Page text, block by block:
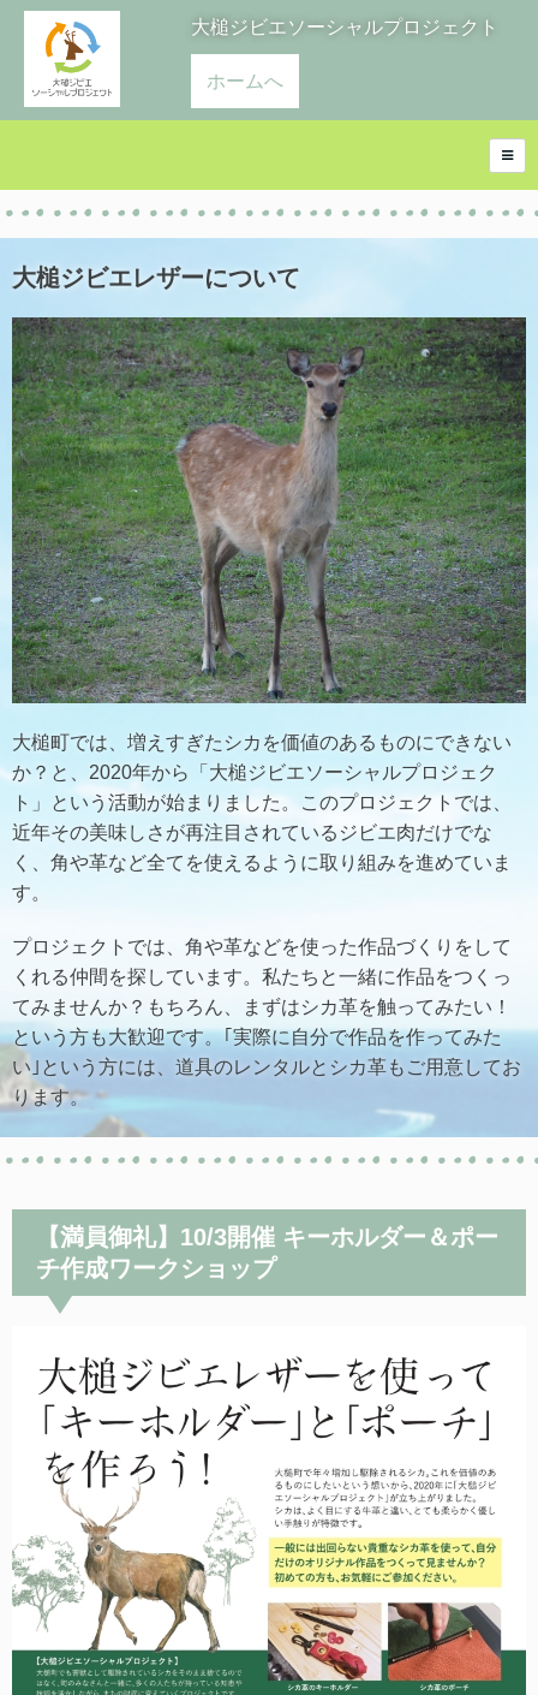
大槌ジビエソーシャルプロジェクト
ホームへ
大槌ジビエレザーについて
大槌町では、増えすぎたシカを価値のあるものにできない
か？と、2020年から「大槌ジビエソーシャルプロジェク
ト」という活動が始まりました。このプロジェクトでは、
近年その美味しさが再注目されているジビエ肉だけでな
く、角や革など全てを使えるように取り組みを進めていま
す。
プロジェクトでは、角や革などを使った作品づくりをして
くれる仲間を探しています。私たちと一緒に作品をつくっ
てみませんか？もちろん、まずはシカ革を触ってみたい！
という方も大歓迎です。｢実際に自分で作品を作ってみた
い｣という方には、道具のレンタルとシカ革もご用意してお
ります。
【満員御礼】10/3開催 キーホルダー＆ポー
チ作成ワークショップ